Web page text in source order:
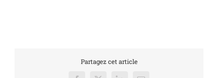
Partagez cet article